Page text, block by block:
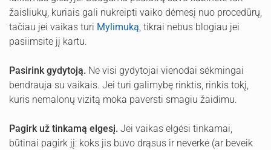
žaisliukų, kuriais gali nukreipti vaiko dėmesį nuo procedūrų,
tačiau jei vaikas turi Mylimuką, tikrai nebus blogiau jei
pasiimsite jį kartu.
Pasirink gydytoją. Ne visi gydytojai vienodai sėkmingai
bendrauja su vaikais. Jei turi galimybę rinktis, rinkis tokį,
kuris nemalonų vizitą moka paversti smagiu žaidimu.
Pagirk už tinkamą elgesį. Jei vaikas elgėsi tinkamai,
būtinai pagirk jį: koks jis buvo drąsus ir neverkė (ar beveik